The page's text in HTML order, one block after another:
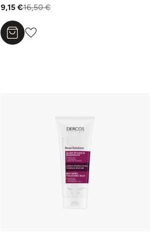
9,15 €16,50 €
Aggiungi al carrello